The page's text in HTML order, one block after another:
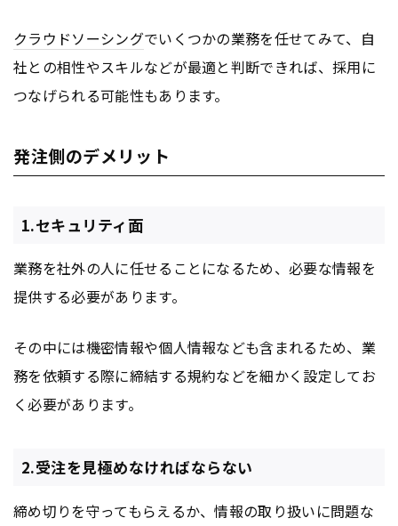
クラウドソーシングでいくつかの業務を任せてみて、自
社との相性やスキルなどが最適と判断できれば、採用に
つなげられる可能性もあります。
発注側のデメリット
1.セキュリティ面
業務を社外の人に任せることになるため、必要な情報を
提供する必要があります。
その中には機密情報や個人情報なども含まれるため、業
務を依頼する際に締結する規約などを細かく設定してお
く必要があります。
2.受注を見極めなければならない
締め切りを守ってもらえるか、情報の取り扱いに問題な